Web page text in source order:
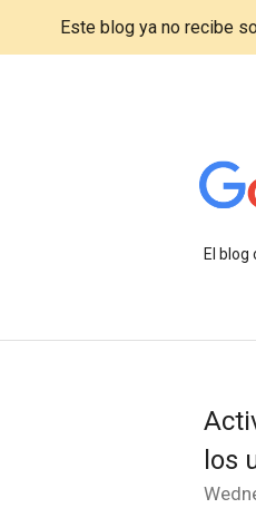
Este blog ya no recibe
El blog
los